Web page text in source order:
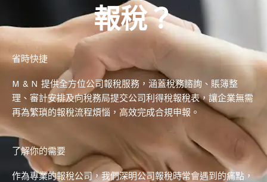
報稅？
省時快捷
M & N 提供全方位公司報稅服務，涵蓋稅務諮詢、賬簿整
理、審計安排及向稅務局提交公司利得稅報稅表，讓企業無需
再為繁瑣的報稅流程煩惱，高效完成合規申報。
了解你的需要
作為專業的報稅公司，我們深明公司報稅時常會遇到的痛點，